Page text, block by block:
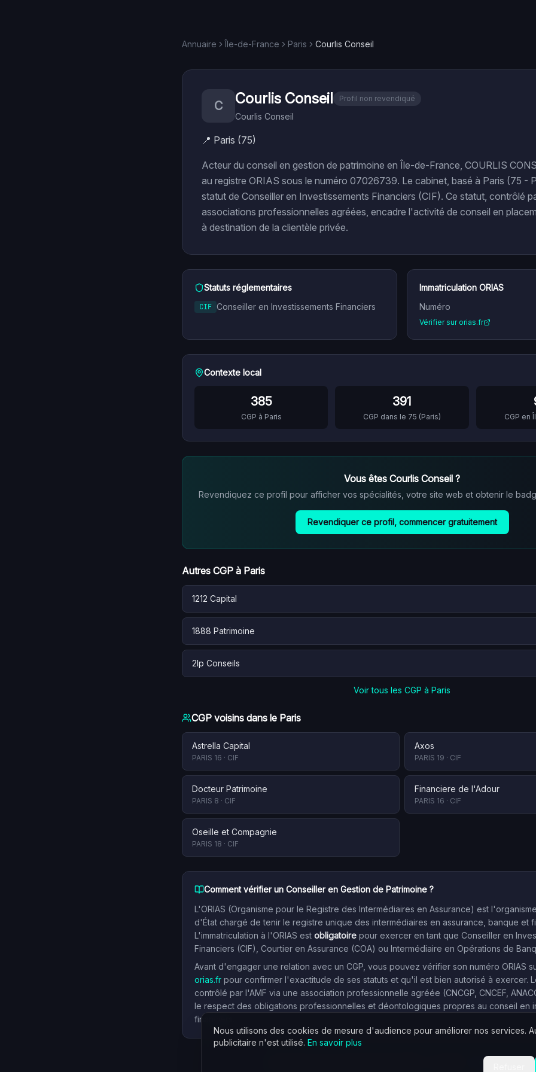
Annuaire Île-de-France Paris Courlis Conseil
C Courlis Conseil Profil non revendiqué
Courlis Conseil
📍 Paris (75)
Acteur du conseil en gestion de patrimoine en Île-de-France, COURLIS
au registre ORIAS sous le numéro 07026739. Le cabinet, basé à Paris (75 -
statut de Conseiller en Investissements Financiers (CIF). Ce statut, contrôlé
associations professionnelles agréées, encadre l'activité de conseil en
à destination de la clientèle privée.
Statuts réglementaires
CIF Conseiller en Investissements Financiers
Immatriculation ORIAS
Numéro
Vérifier sur orias.fr
Contexte local
385
CGP à Paris
391
CGP dans le 75 (Paris) CGP en
Vous êtes Courlis Conseil ?
Revendiquez ce profil pour afficher vos spécialités, votre site web et obtenir le
Revendiquer ce profil, commencer gratuitement
Autres CGP à Paris
1212 Capital
1888 Patrimoine
2lp Conseils
Voir tous les CGP à Paris
CGP voisins dans le Paris
Astrella Capital
PARIS 16 · CIF
Axos
PARIS 19 · CIF
Docteur Patrimoine
PARIS 8 · CIF
Financiere de l'Adour
PARIS 16 · CIF
Oseille et Compagnie
PARIS 18 · CIF
Comment vérifier un Conseiller en Gestion de Patrimoine ?
L'ORIAS (Organisme pour le Registre des Intermédiaires en Assurance) est
d'État chargé de tenir le registre unique des intermédiaires en assurance, banque et
L'immatriculation à l'ORIAS est obligatoire pour exercer en tant que Conseiller en
Financiers (CIF), Courtier en Assurance (COA) ou Intermédiaire en Opérations de
Avant d'engager une relation avec un CGP, vous pouvez vérifier son numéro ORIAS
orias.fr pour confirmer l'exactitude de ses statuts et qu'il est bien autorisé à exercer.
contrôlé par l'AMF via une association professionnelle agréée (CNCGP, CNCEF,
le respect des obligations professionnelles et déontologiques propres au conseil en
financiers.
Signaler une erreur
Nous utilisons des cookies de mesure d'audience pour améliorer nos services.
publicitaire n'est utilisé. En savoir plus